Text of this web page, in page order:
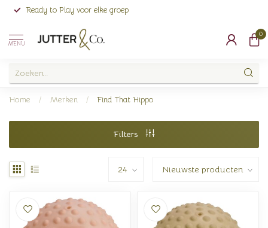
Ready to Play voor elke groep
MENU
0
Home / Merken / Find That Hippo
Filters